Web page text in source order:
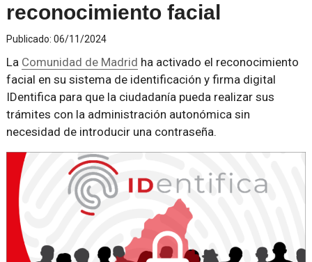
reconocimiento facial
Publicado: 06/11/2024
La Comunidad de Madrid ha activado el reconocimiento
facial en su sistema de identificación y firma digital
IDentifica para que la ciudadanía pueda realizar sus
trámites con la administración autonómica sin
necesidad de introducir una contraseña.